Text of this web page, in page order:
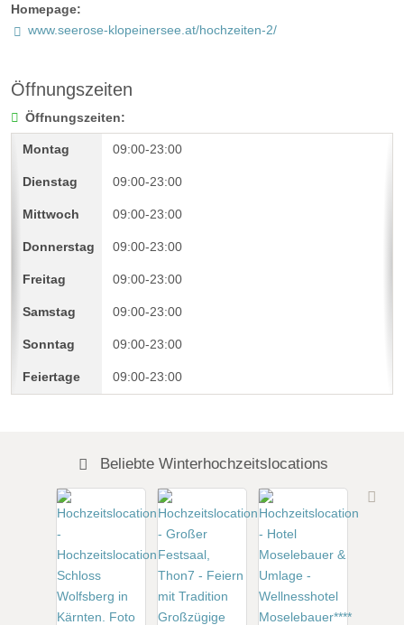
Homepage:
www.seerose-klopeinersee.at/hochzeiten-2/
Öffnungszeiten
Öffnungszeiten:
09:00-23:00
09:00-23:00
09:00-23:00
09:00-23:00
09:00-23:00
09:00-23:00
09:00-23:00
09:00-23:00
Beliebte Winterhochzeitslocations